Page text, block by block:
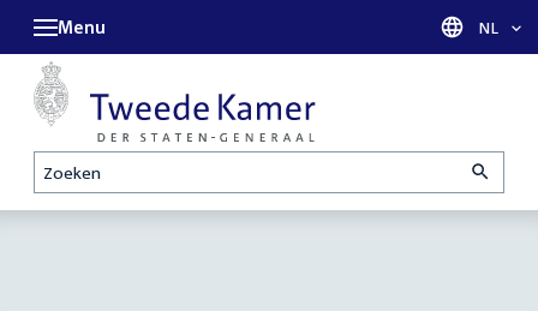
Zoeken
Menu Taal
NL